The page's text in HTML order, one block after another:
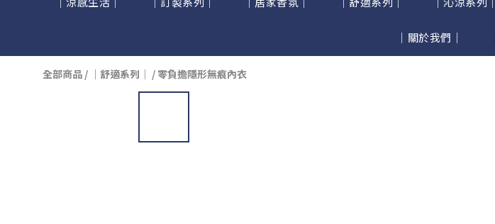
｜關於我們｜
全部商品 / ｜舒適系列｜ / 零負擔隱形無痕內衣